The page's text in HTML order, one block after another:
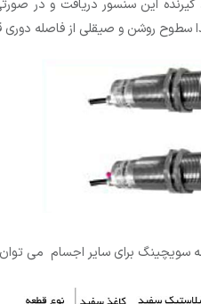
این سنسور دریافت و در
سطوح روشن و صیقلی از فاصله
برای سایر اجسام می